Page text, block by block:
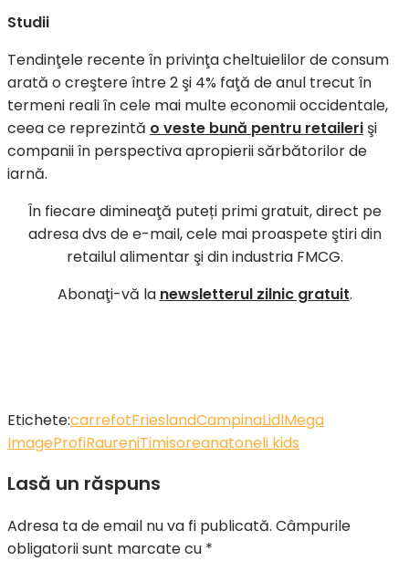
Studii
Tendinţele recente în privinţa cheltuielilor de consum
arată o creştere între 2 şi 4% faţă de anul trecut în
termeni reali în cele mai multe economii occidentale,
ceea ce reprezintă o veste bună pentru retaileri şi
companii în perspectiva apropierii sărbătorilor de
iarnă.
În fiecare dimineaţă puteți primi gratuit, direct pe
adresa dvs de e-mail, cele mai proaspete ştiri din
retailul alimentar şi din industria FMCG.
Abonaţi-vă la newsletterul zilnic gratuit.
Etichete:carrefotFrieslandCampinaLidlMega
ImageProfiRaureniTimisoreanatoneli kids
Lasă un răspuns
Adresa ta de email nu va fi publicată. Câmpurile
obligatorii sunt marcate cu *